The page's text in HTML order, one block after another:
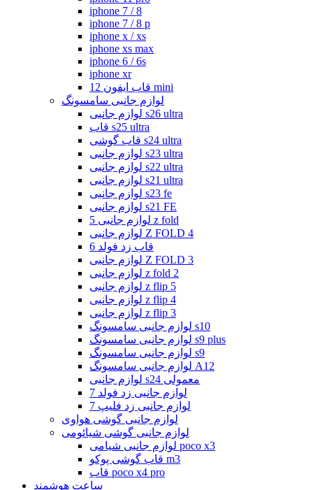
iphone 7 / 8
iphone 7 / 8 p
iphone x / xs
iphone xs max
iphone 6 / 6s
iphone xr
قاب ایفون 12 mini
لوازم جانبی سامسونگ
لوازم جانبی s26 ultra
قاب s25 ultra
قاب گوشی s24 ultra
لوازم جانبی s23 ultra
لوازم جانبی s22 ultra
لوازم جانبی s21 ultra
لوازم جانبی s23 fe
لوازم جانبی s21 FE
لوازم جانبی 5 z fold
لوازم جانبی Z FOLD 4
قاب زد فولد 6
لوازم جانبی Z FOLD 3
لوازم جانبی z fold 2
لوازم جانبی z flip 5
لوازم جانبی z flip 4
لوازم جانبی z flip 3
لوازم جانبی سامسونگ s10
لوازم جانبی سامسونگ s9 plus
لوازم جانبی سامسونگ s9
لوازم جانبی سامسونگ A12
لوازم جانبی s24 معمولی
لوازم جانبی زد فولد 7
لوازم جانبی زد فلیپ 7
لوازم جانبی گوشی هواوی
لوازم جانبی گوشی شیائومی
لوازم جانبی شیامی poco x3
قاب گوشی پوکو m3
قاب poco x4 pro
ساعت هوشمند